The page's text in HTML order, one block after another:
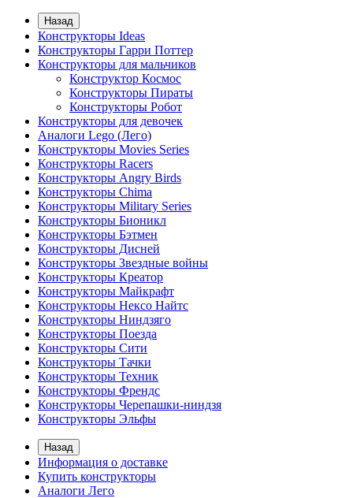
Назад
Конструкторы Ideas
Конструкторы Гарри Поттер
Конструкторы для мальчиков
Конструктор Космос
Конструкторы Пираты
Конструкторы Робот
Конструкторы для девочек
Аналоги Lego (Лего)
Конструкторы Movies Series
Конструкторы Racers
Конструкторы Angry Birds
Конструкторы Chima
Конструкторы Military Series
Конструкторы Бионикл
Конструкторы Бэтмен
Конструкторы Дисней
Конструкторы Звездные войны
Конструкторы Креатор
Конструкторы Майкрафт
Конструкторы Нексо Найтс
Конструкторы Ниндзяго
Конструкторы Поезда
Конструкторы Сити
Конструкторы Тачки
Конструкторы Техник
Конструкторы Френдс
Конструкторы Черепашки-ниндзя
Конструкторы Эльфы
Назад
Информация о доставке
Купить конструкторы
Аналоги Лего